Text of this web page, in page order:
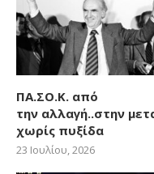
ΠΑ.ΣΟ.Κ. από
την αλλαγή..στην
χωρίς πυξίδα
23 Ιουλίου, 2026